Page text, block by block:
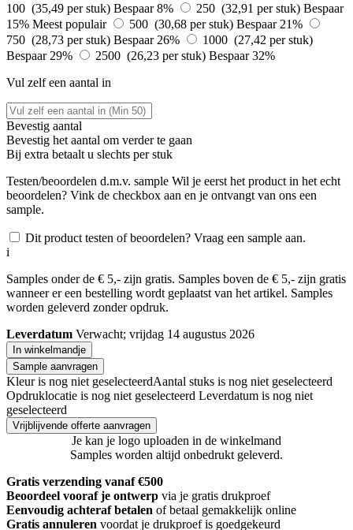
100 (35,49 per stuk) Bespaar 8% 250 (32,91 per stuk) Bespaar
15% Meest populair 500 (30,68 per stuk) Bespaar 21%
750 (28,73 per stuk) Bespaar 26%
1000 (27,42 per stuk)
Bespaar 29%
2500 (26,23 per stuk) Bespaar 32%
Vul zelf een aantal in
Bevestig aantal
Bevestig het aantal om verder te gaan
Bij extra betaalt u slechts per stuk
Testen/beoordelen d.m.v. sample Wil je eerst het product in het echt
beoordelen? Vink de checkbox aan en je ontvangt van ons een
sample.
Dit product testen of beoordelen? Vraag een sample aan.
i
Samples onder de € 5,- zijn gratis. Samples boven de € 5,- zijn gratis
wanneer er een bestelling wordt geplaatst van het artikel. Samples
worden geleverd zonder opdruk.
Leverdatum Verwacht; vrijdag 14 augustus 2026
In winkelmandje
Sample aanvragen
Kleur is nog niet geselecteerdAantal stuks is nog niet geselecteerd
Opdruklocatie is nog niet geselecteerd Leverdatum is nog niet
geselecteerd
Vrijblijvende offerte aanvragen
Je kan je logo uploaden in de winkelmand
Samples worden altijd onbedrukt geleverd.
Gratis verzending vanaf €500
Beoordeel vooraf je ontwerp via je gratis drukproef
Eenvoudig achteraf betalen of betaal gemakkelijk online
Gratis annuleren voordat je drukproef is goedgekeurd